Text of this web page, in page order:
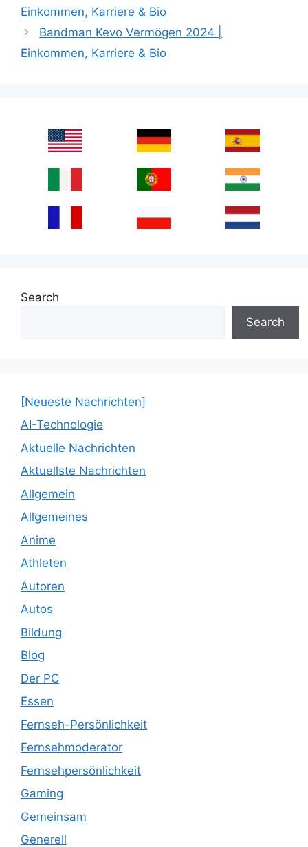
Einkommen, Karriere & Bio
Bandman Kevo Vermögen 2024 |
Einkommen, Karriere & Bio
Search
Search
[Neueste Nachrichten]
AI-Technologie
Aktuelle Nachrichten
Aktuellste Nachrichten
Allgemein
Allgemeines
Anime
Athleten
Autoren
Autos
Bildung
Blog
Der PC
Essen
Fernseh-Persönlichkeit
Fernsehmoderator
Fernsehpersönlichkeit
Gaming
Gemeinsam
Generell